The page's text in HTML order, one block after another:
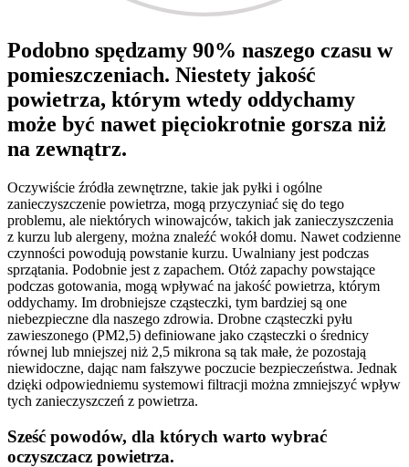
Podobno spędzamy 90% naszego czasu w
pomieszczeniach. Niestety jakość
powietrza, którym wtedy oddychamy
może być nawet pięciokrotnie gorsza niż
na zewnątrz.
Oczywiście źródła zewnętrzne, takie jak pyłki i ogólne
zanieczyszczenie powietrza, mogą przyczyniać się do tego
problemu, ale niektórych winowajców, takich jak zanieczyszczenia
z kurzu lub alergeny, można znaleźć wokół domu. Nawet codzienne
czynności powodują powstanie kurzu. Uwalniany jest podczas
sprzątania. Podobnie jest z zapachem. Otóż zapachy powstające
podczas gotowania, mogą wpływać na jakość powietrza, którym
oddychamy. Im drobniejsze cząsteczki, tym bardziej są one
niebezpieczne dla naszego zdrowia. Drobne cząsteczki pyłu
zawieszonego (PM2,5) definiowane jako cząsteczki o średnicy
równej lub mniejszej niż 2,5 mikrona są tak małe, że pozostają
niewidoczne, dając nam fałszywe poczucie bezpieczeństwa. Jednak
dzięki odpowiedniemu systemowi filtracji można zmniejszyć wpływ
tych zanieczyszczeń z powietrza.
Sześć powodów, dla których warto wybrać
oczyszczacz powietrza.